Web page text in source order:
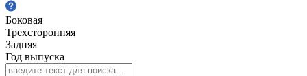
Боковая
Трехсторонняя
Задняя
Год выпуска